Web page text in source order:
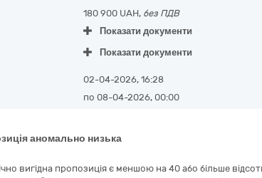
180 900 UAH, без ПДВ
Показати документи
Показати документи
02-04-2026, 16:28
по 08-04-2026, 00:00
аномально низька
вигідна пропозиція є меншою на 40 або більше